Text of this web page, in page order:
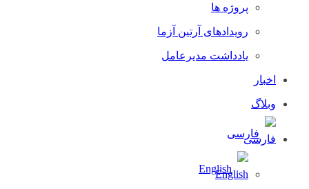
پروژه ها
رویدادهای آرتین آزما
یادداشت مدیرعامل
اخبار
وبلاگ
فارسی
English